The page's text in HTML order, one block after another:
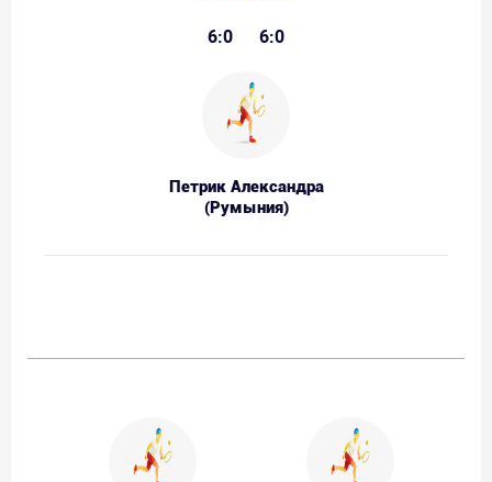
6:0 6:0
Петрик Александра
(Румыния)